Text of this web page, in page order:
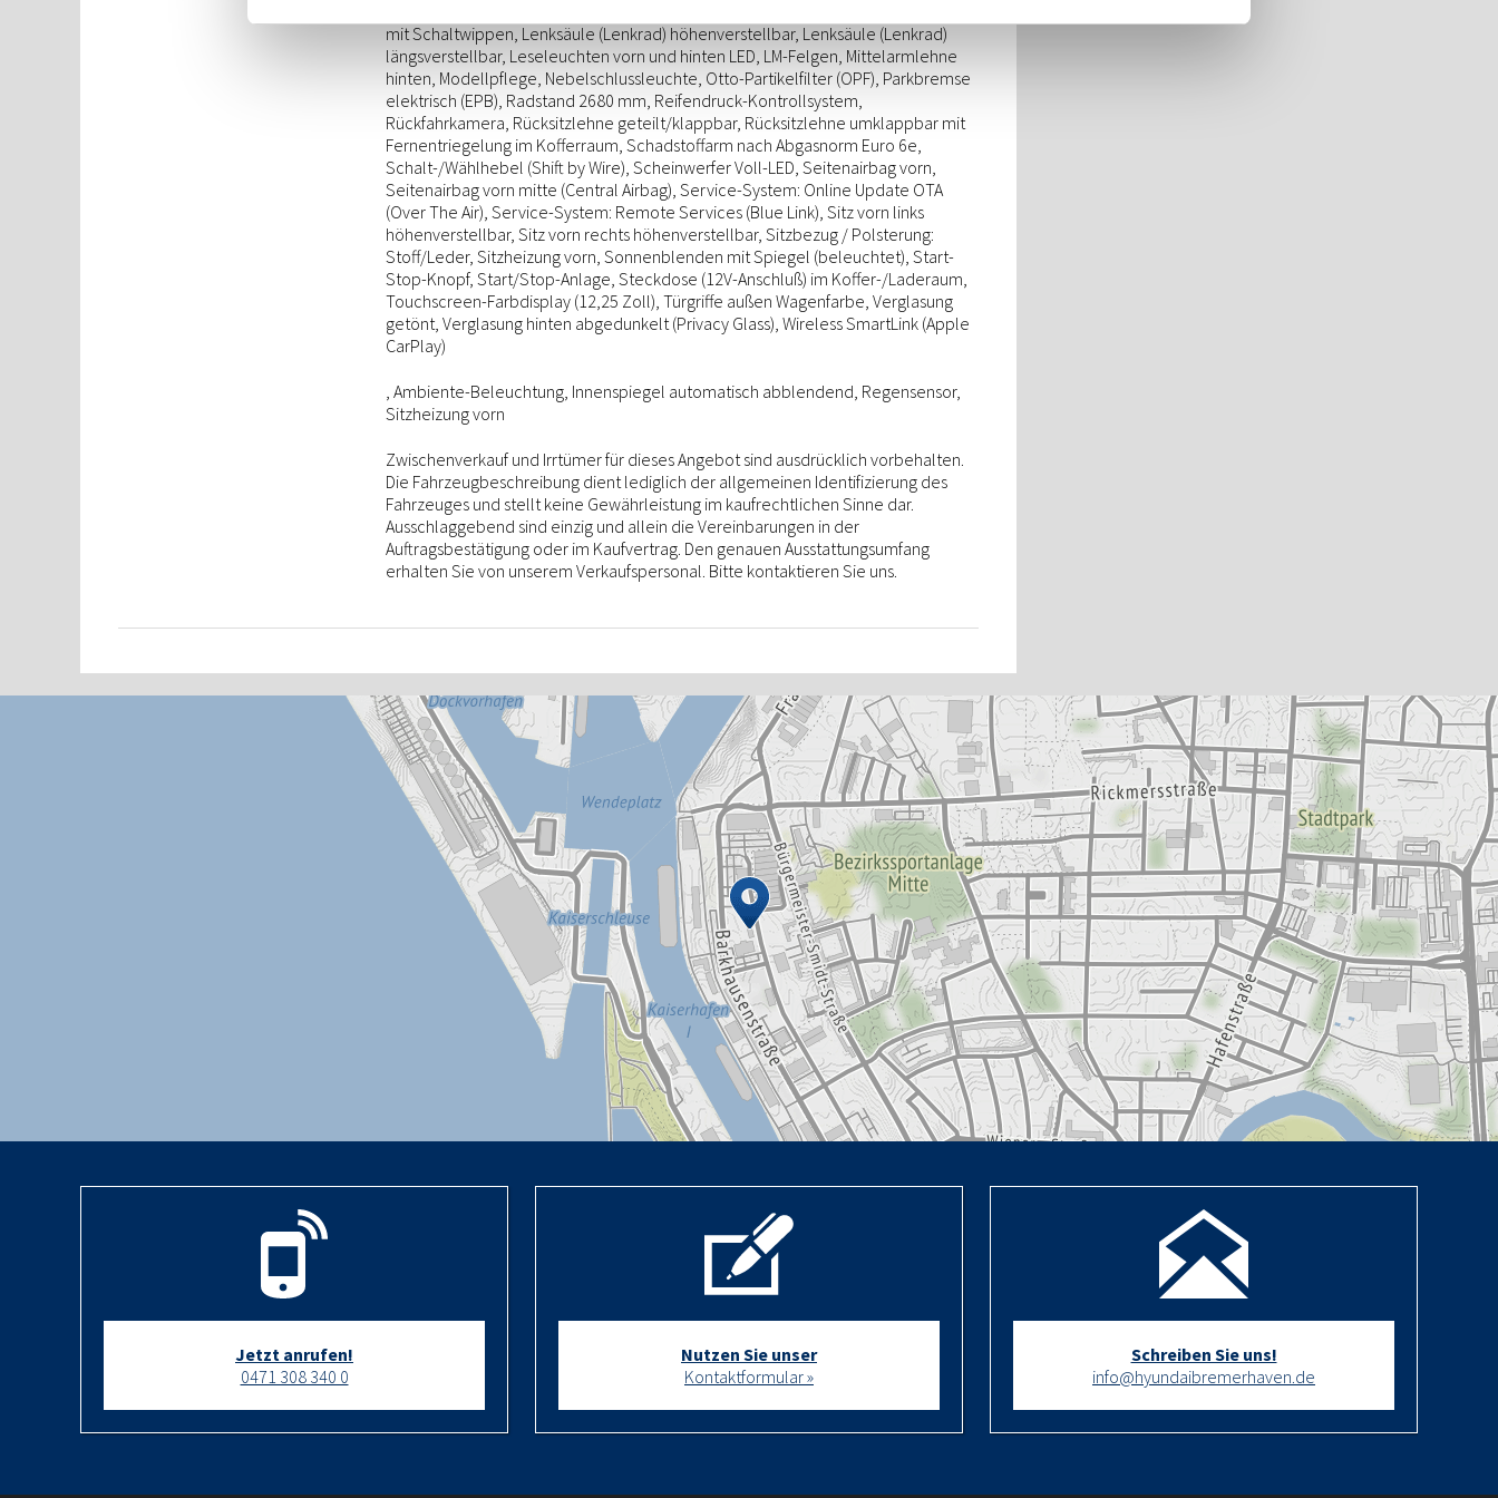
mit Schaltwippen, Lenksäule (Lenkrad) höhenverstellbar, Lenksäule (Lenkrad)
längsverstellbar, Leseleuchten vorn und hinten LED, LM-Felgen, Mittelarmlehne
hinten, Modellpflege, Nebelschlussleuchte, Otto-Partikelfilter (OPF), Parkbremse
elektrisch (EPB), Radstand 2680 mm, Reifendruck-Kontrollsystem,
Rückfahrkamera, Rücksitzlehne geteilt/klappbar, Rücksitzlehne umklappbar mit
Fernentriegelung im Kofferraum, Schadstoffarm nach Abgasnorm Euro 6e,
Schalt-/Wählhebel (Shift by Wire), Scheinwerfer Voll-LED, Seitenairbag vorn,
Seitenairbag vorn mitte (Central Airbag), Service-System: Online Update OTA
(Over The Air), Service-System: Remote Services (Blue Link), Sitz vorn links
höhenverstellbar, Sitz vorn rechts höhenverstellbar, Sitzbezug / Polsterung:
Stoff/Leder, Sitzheizung vorn, Sonnenblenden mit Spiegel (beleuchtet), Start-
Stop-Knopf, Start/Stop-Anlage, Steckdose (12V-Anschluß) im Koffer-/Laderaum,
Touchscreen-Farbdisplay (12,25 Zoll), Türgriffe außen Wagenfarbe, Verglasung
getönt, Verglasung hinten abgedunkelt (Privacy Glass), Wireless SmartLink (Apple
CarPlay)
, Ambiente-Beleuchtung, Innenspiegel automatisch abblendend, Regensensor,
Sitzheizung vorn
Zwischenverkauf und Irrtümer für dieses Angebot sind ausdrücklich vorbehalten.
Die Fahrzeugbeschreibung dient lediglich der allgemeinen Identifizierung des
Fahrzeuges und stellt keine Gewährleistung im kaufrechtlichen Sinne dar.
Ausschlaggebend sind einzig und allein die Vereinbarungen in der
Auftragsbestätigung oder im Kaufvertrag. Den genauen Ausstattungsumfang
erhalten Sie von unserem Verkaufspersonal. Bitte kontaktieren Sie uns.
Jetzt anrufen!
0471 308 340 0
Nutzen Sie unser
Kontaktformular »
Schreiben Sie uns!
info@hyundaibremerhaven.de